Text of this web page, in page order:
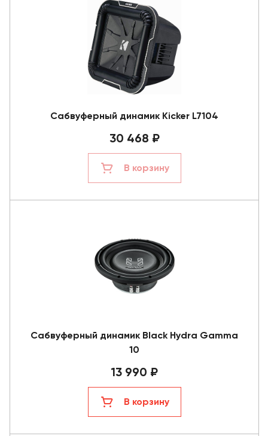
Сабвуферный динамик Kicker L7104
30 468 ₽
В корзину
Сабвуферный динамик Black Hydra Gamma
10
13 990 ₽
В корзину